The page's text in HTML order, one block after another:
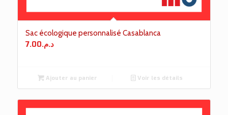
Sac écologique personnalisé Casablanca
د.م.7.00
Ajouter au panier Voir les détails